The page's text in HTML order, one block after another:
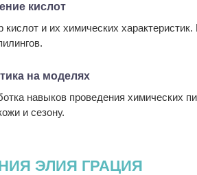
кислот
кислот и их химических
на моделях
навыков проведения химических
и сезону.
ЭЛИЯ ГРАЦИЯ